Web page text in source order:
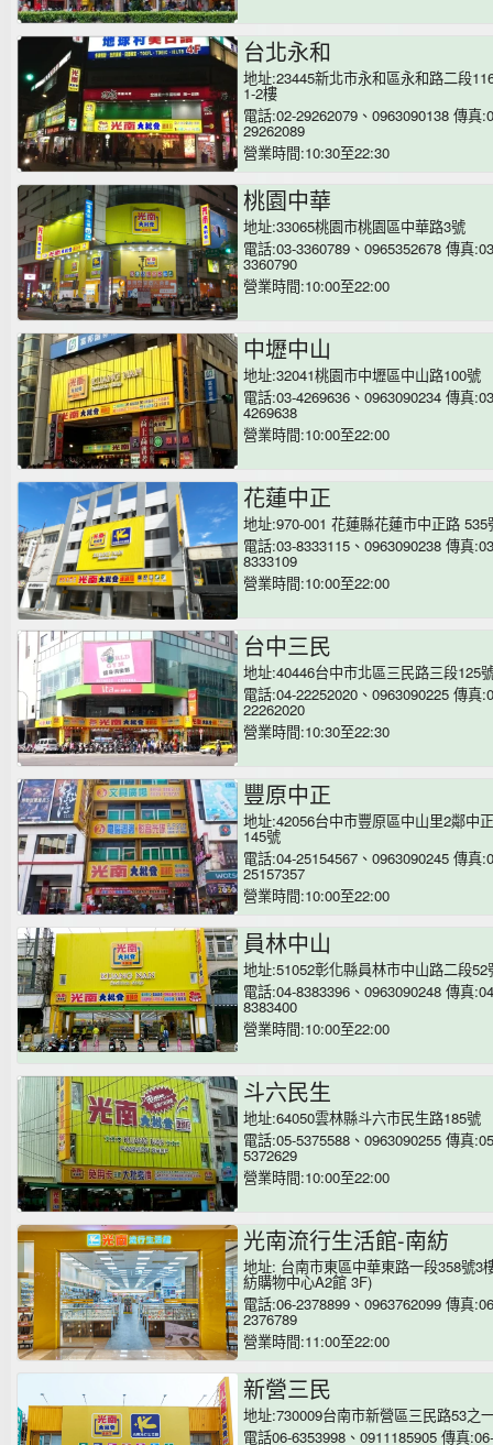
台北永和
地址:23445新北市永和區永和路二段
1-2樓
電話:02-29262079、0963090138 傳真
29262089
營業時間:10:30至22:30
桃園中華
地址:33065桃園市桃園區中華路3號
電話:03-3360789、0965352678 傳真
3360790
營業時間:10:00至22:00
中壢中山
地址:32041桃園市中壢區中山路100號
電話:03-4269636、0963090234 傳真
4269638
營業時間:10:00至22:00
花蓮中正
地址:970-001 花蓮縣花蓮市中正路 535
電話:03-8333115、0963090238 傳真
8333109
營業時間:10:00至22:00
台中三民
地址:40446台中市北區三民路三段125
電話:04-22252020、0963090225 傳真
22262020
營業時間:10:30至22:30
豐原中正
地址:42056台中市豐原區中山里2鄰中
145號
電話:04-25154567、0963090245 傳真
25157357
營業時間:10:00至22:00
員林中山
地址:51052彰化縣員林市中山路二段52
電話:04-8383396、0963090248 傳真
8383400
營業時間:10:00至22:00
斗六民生
地址:64050雲林縣斗六市民生路185號
電話:05-5375588、0963090255 傳真
5372629
營業時間:10:00至22:00
光南流行生活館-南紡
地址: 台南市東區中華東路一段358號3
紡購物中心A2館 3F)
電話:06-2378899、0963762099 傳真
2376789
營業時間:11:00至22:00
新營三民
地址:730009台南市新營區三民路53之
電話06-6353998、0911185905 傳真:06-